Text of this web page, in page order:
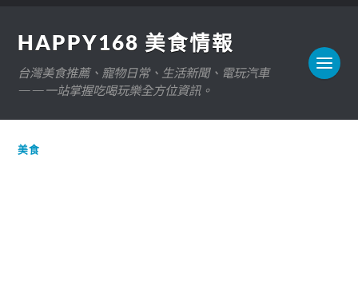
HAPPY168 美食情報
台灣美食推薦、寵物日常、生活新聞、電玩汽車
——一站掌握吃喝玩樂全方位資訊。
美食